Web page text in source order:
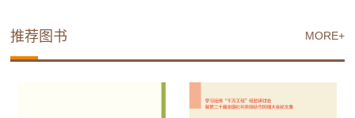
MORE+
推荐图书